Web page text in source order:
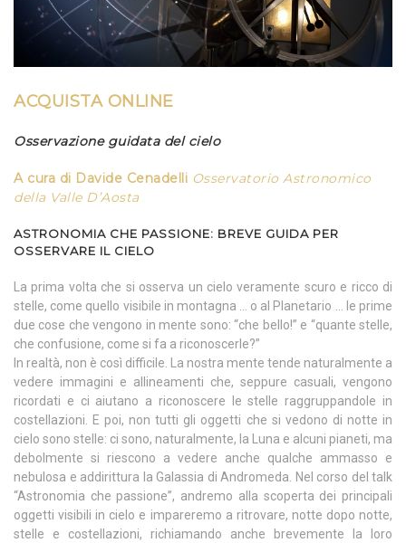
ACQUISTA ONLINE
Osservazione guidata del cielo
A cura di Davide Cenadelli Osservatorio Astronomico
della Valle D’Aosta
ASTRONOMIA CHE PASSIONE: BREVE GUIDA PER
OSSERVARE IL CIELO
La prima volta che si osserva un cielo veramente scuro e ricco di
stelle, come quello visibile in montagna … o al Planetario … le prime
due cose che vengono in mente sono: “che bello!” e “quante stelle,
che confusione, come si fa a riconoscerle?”
In realtà, non è così difficile. La nostra mente tende naturalmente a
vedere immagini e allineamenti che, seppure casuali, vengono
ricordati e ci aiutano a riconoscere le stelle raggruppandole in
costellazioni. E poi, non tutti gli oggetti che si vedono di notte in
cielo sono stelle: ci sono, naturalmente, la Luna e alcuni pianeti, ma
debolmente si riescono a vedere anche qualche ammasso e
nebulosa e addirittura la Galassia di Andromeda. Nel corso del talk
“Astronomia che passione”, andremo alla scoperta dei principali
oggetti visibili in cielo e impareremo a ritrovare, notte dopo notte,
stelle e costellazioni, richiamando anche brevemente la loro